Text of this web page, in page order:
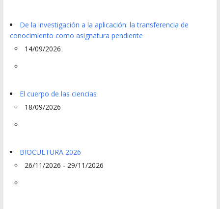
De la investigación a la aplicación: la transferencia de
conocimiento como asignatura pendiente
14/09/2026
El cuerpo de las ciencias
18/09/2026
BIOCULTURA 2026
26/11/2026 - 29/11/2026